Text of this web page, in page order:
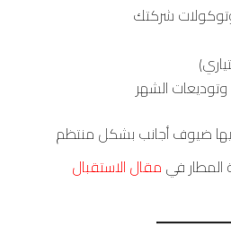
شركتك
وتوديعات الشهر
ضيوف أجانب بشكل منتظم
المطار في مقال الاستقبال